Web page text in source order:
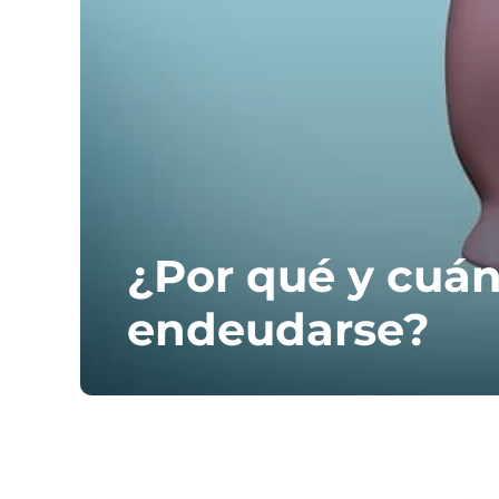
¿Por qué y
endeudarse?